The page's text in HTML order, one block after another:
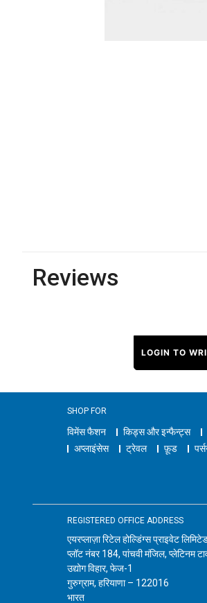
Reviews
LOGIN TO
SHOP FOR
विमेंस फैशन किड्स और इन्फैन्ट्स
अप्लाइंसेस
ट्रेवल फ़ूड
REGISTERED OFFICE ADDRESS
एयरप्लाज़ा रिटेल होल्डिंग्स प्राइवेट
प्लॉट नंबर 184, पांचवी मंजिल, प्लेटिनम
उद्योग विहार, फेज-1
गुरुग्राम, हरियाणा – 122016
भारत